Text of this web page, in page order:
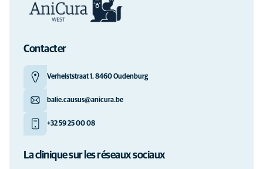
Contacter
Verhelststraat 1, 8460 Oudenburg
balie.causus@anicura.be
+32 59 25 00 08
La clinique sur les réseaux sociaux